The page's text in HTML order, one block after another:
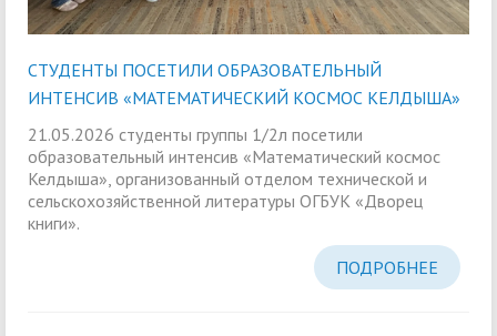
СТУДЕНТЫ ПОСЕТИЛИ ОБРАЗОВАТЕЛЬНЫЙ
ИНТЕНСИВ «МАТЕМАТИЧЕСКИЙ КОСМОС КЕЛДЫША»
21.05.2026 студенты группы 1/2л посетили
образовательный интенсив «Математический космос
Келдыша», организованный отделом технической и
сельскохозяйственной литературы ОГБУК «Дворец
книги».
ПОДРОБНЕЕ